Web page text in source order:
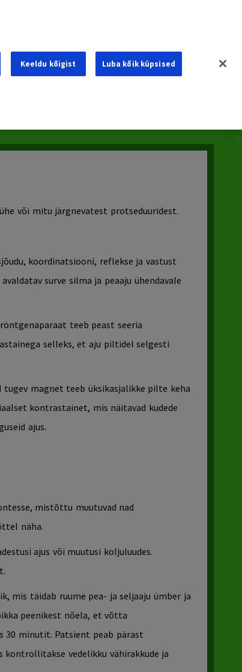
või mitu järgnevatest protseduuridest.
koordinatsiooni, reflekse ja vastust
avaldatav surve silma ja peaaju ühendavale
teeb peast seeria
selleks, et aju piltidel selgesti
tugev magnet teeb üksikasjalikke pilte keha
kontrastainet, mis näitavad kudede
ajus.
mistõttu muutuvad nad
näha.
ajus või muutusi koljuluudes.
mis täidab ruume pea- ja seljaaju ümber ja
peenikest nõela, et võtta
30 minutit. Patsient peab pärast
vedelikku vähirakkude ja
Keeldu kõigist Luba kõik küpsised